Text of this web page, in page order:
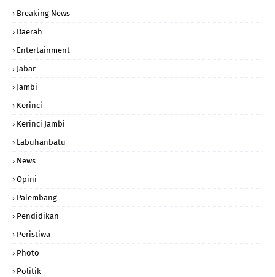
Breaking News
Daerah
Entertainment
Jabar
Jambi
Kerinci
Kerinci Jambi
Labuhanbatu
News
Opini
Palembang
Pendidikan
Peristiwa
Photo
Politik